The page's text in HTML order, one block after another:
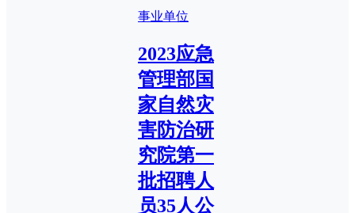
事业单位
2023应急
管理部国
家自然灾
害防治研
究院第一
批招聘人
员35人公